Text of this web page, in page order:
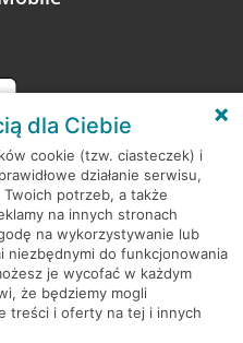
dla Ciebie
cookie (tzw. ciasteczek) i
działanie serwisu,
potrzeb, a także
na innych stronach
na wykorzystywanie lub
niezbędnymi do funkcjonowania
je wycofać w każdym
że będziemy mogli
treści i oferty na tej i innych